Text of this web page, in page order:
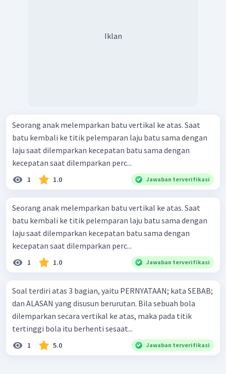
Iklan
Seorang anak melemparkan batu vertikal ke atas. Saat
batu kembali ke titik pelemparan laju batu sama dengan
laju saat dilemparkan kecepatan batu sama dengan
kecepatan saat dilemparkan perc...
1 1.0 Jawaban terverifikasi
Seorang anak melemparkan batu vertikal ke atas. Saat
batu kembali ke titik pelemparan laju batu sama dengan
laju saat dilemparkan kecepatan batu sama dengan
kecepatan saat dilemparkan perc...
1 1.0 Jawaban terverifikasi
Soal terdiri atas 3 bagian, yaitu PERNYATAAN; kata SEBAB;
dan ALASAN yang disusun berurutan. Bila sebuah bola
dilemparkan secara vertikal ke atas, maka pada titik
tertinggi bola itu berhenti sesaat...
1 5.0 Jawaban terverifikasi